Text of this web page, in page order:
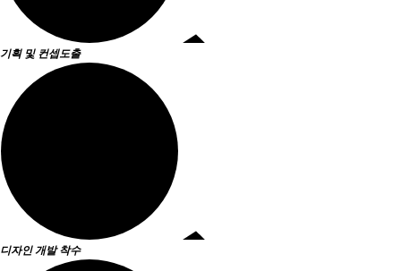
기획 및 컨셉도출
디자인 개발 착수